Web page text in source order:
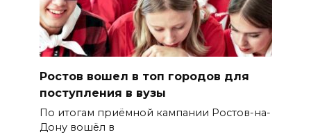
Ростов вошел в топ городов для
поступления в вузы
По итогам приёмной кампании Ростов-на-
Дону вошёл в